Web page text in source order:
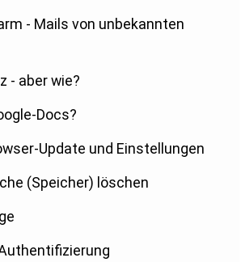
- Mails von unbekannten
- aber wie?
Docs?
Update und Einstellungen
(Speicher) löschen